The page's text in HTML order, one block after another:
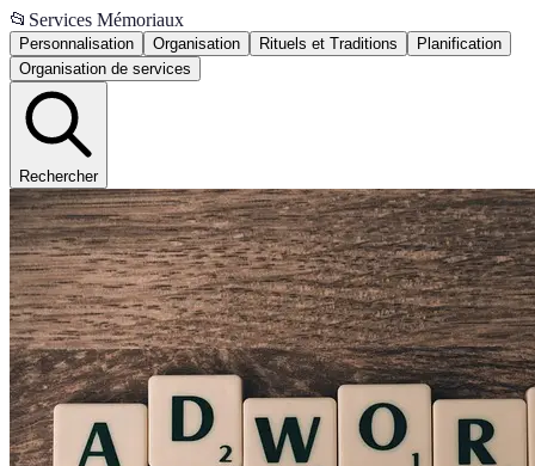
📂 Services Mémoriaux
Personnalisation Organisation Rituels et Traditions
Planification
Organisation de services
Rechercher